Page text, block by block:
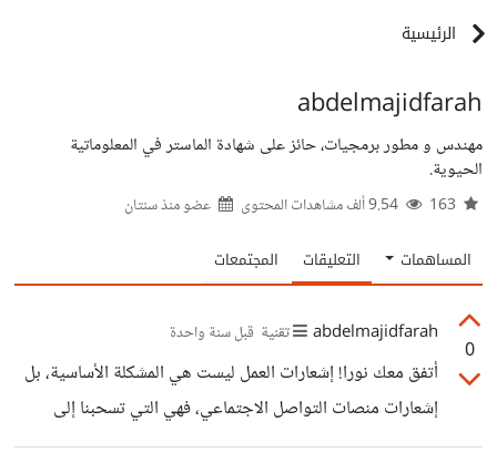
الرئيسية
abdelmajidfarah
مهندس و مطور برمجيات، حائز على شهادة الماستر في المعلوماتية
الحيوية.
عضو منذسنتان
المساهمات التعليقات المجتمعات
0
abdelmajidfarah تقنية قبل سنة واحدة
أتفق معك نورا! إشعارات العمل ليست هي المشكلة الأساسية، بل
إشعارات منصات التواصل الاجتماعي، فهي التي تسحبنا إلى
دوامة التشتت دون أن نشعر. فصل بيئة العمل عن بيئة الترفيه